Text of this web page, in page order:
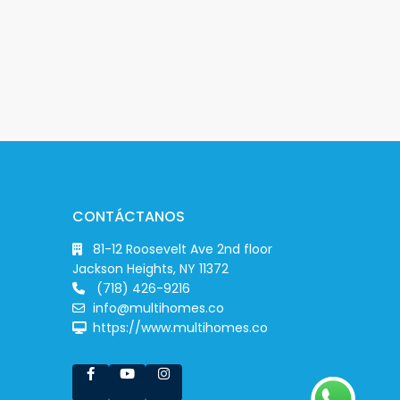
CONTÁCTANOS
81-12 Roosevelt Ave 2nd floor
Jackson Heights, NY 11372
(718) 426-9216
info@multihomes.co
https://www.multihomes.co